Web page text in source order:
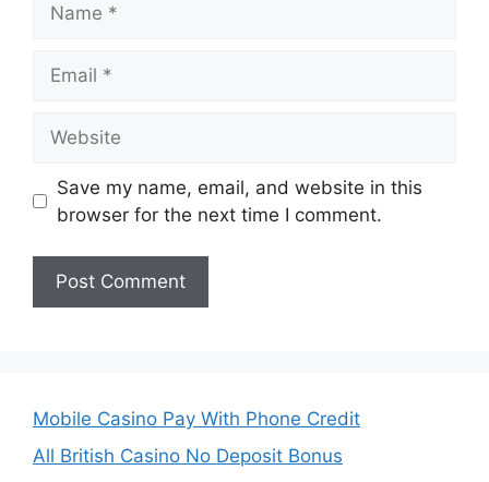
Save my name, email, and website in this
browser for the next time I comment.
Mobile Casino Pay With Phone Credit
All British Casino No Deposit Bonus